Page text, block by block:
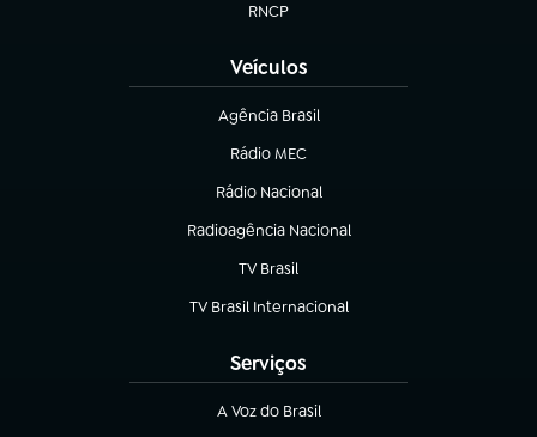
RNCP
(abre em nova aba)
Veículos
Agência Brasil
(abre em nova aba)
Rádio MEC
(abre em nova aba)
Rádio Nacional
Radioagência Nacional
(abre em nova aba)
TV Brasil
(abre em nova aba)
TV Brasil Internacional
(abre em nova aba)
Serviços
A Voz do Brasil
(abre em nova aba)